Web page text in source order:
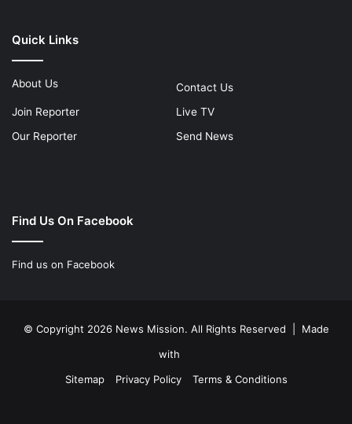
Quick Links
About Us
Contact Us
Join Reporter
Live TV
Our Reporter
Send News
Find Us On Facebook
Find us on Facebook
© Copyright 2026 News Mission. All Rights Reserved | Made
with
Sitemap
Privacy Policy Terms & Conditions